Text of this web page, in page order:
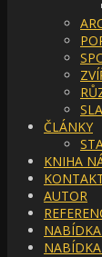
ČLÁNKY
KNIHA
AUTOR